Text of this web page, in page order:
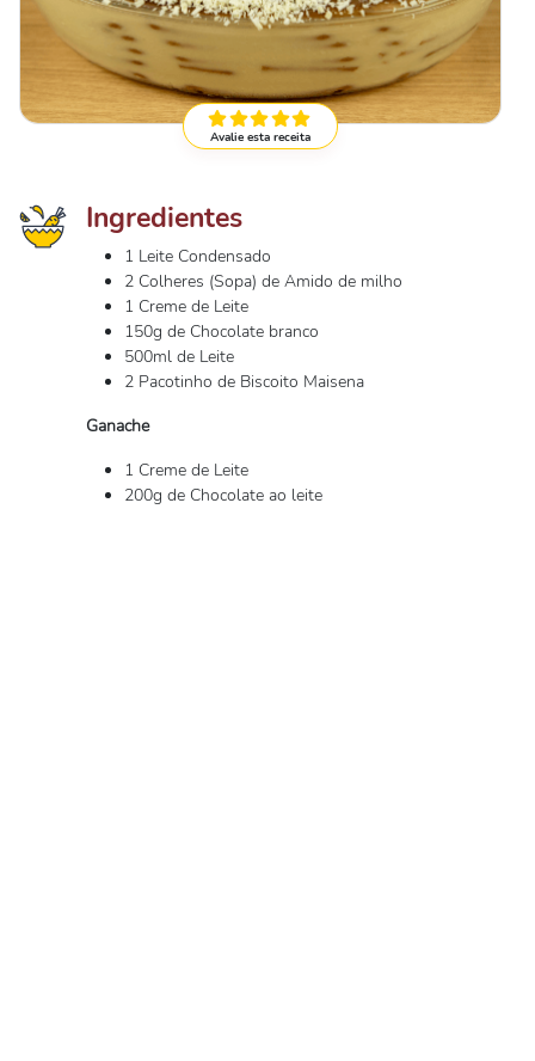
Avalie esta receita
Ingredientes
1 Leite Condensado
2 Colheres (Sopa) de Amido de milho
1 Creme de Leite
150g de Chocolate branco
500ml de Leite
2 Pacotinho de Biscoito Maisena
Ganache
1 Creme de Leite
200g de Chocolate ao leite